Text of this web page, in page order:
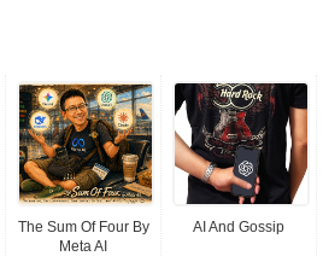
The Sum Of Four By
Meta AI
AI And Gossip